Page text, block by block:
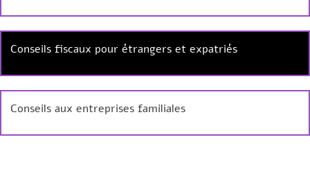
Conseils fiscaux pour étrangers et expatriés
Conseils aux entreprises familiales